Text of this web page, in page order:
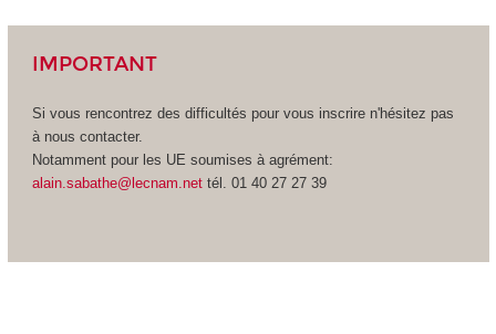
IMPORTANT
Si vous rencontrez des difficultés pour vous inscrire n'hésitez pas
à nous contacter.
Notamment pour les UE soumises à agrément:
alain.sabathe@lecnam.nettél. 01 40 27 27 39